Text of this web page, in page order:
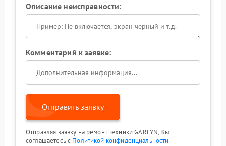
Описание неисправности:
Комментарий к заявке:
Отправить заявку
Отправляя заявку на ремонт техники GARLYN, Вы
соглашаетесь с Политикой конфиденциальности